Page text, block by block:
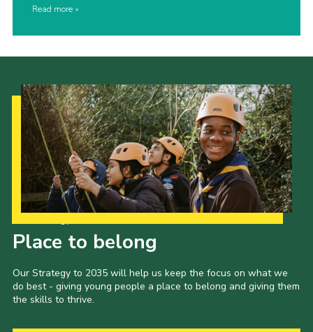
Read more
Place to belong
Our Strategy to 2035 will help us keep the focus on what we
do best - giving young people a place to belong and giving them
the skills to thrive.